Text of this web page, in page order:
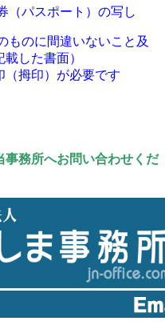
（パスポート）の写し
ものに間違いないこと及
した書面）
拇印）が必要です
事務所へお問い合わせくだ